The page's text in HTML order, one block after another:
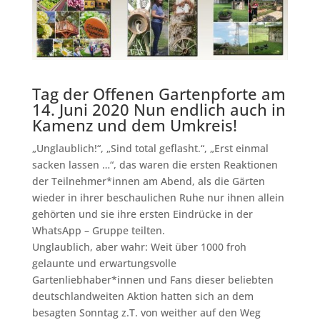
Tag der Offenen Gartenpforte am
14. Juni 2020 Nun endlich auch in
Kamenz und dem Umkreis!
„Unglaublich!“, „Sind total geflasht.“, „Erst einmal
sacken lassen …“, das waren die ersten Reaktionen
der Teilnehmer*innen am Abend, als die Gärten
wieder in ihrer beschaulichen Ruhe nur ihnen allein
gehörten und sie ihre ersten Eindrücke in der
WhatsApp – Gruppe teilten.
Unglaublich, aber wahr: Weit über 1000 froh
gelaunte und erwartungsvolle
Gartenliebhaber*innen und Fans dieser beliebten
deutschlandweiten Aktion hatten sich an dem
besagten Sonntag z.T. von weither auf den Weg